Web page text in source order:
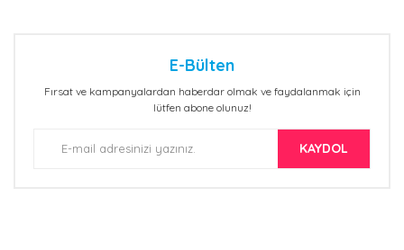
E-Bülten
Fırsat ve kampanyalardan haberdar olmak ve faydalanmak için
lütfen abone olunuz!
KAYDOL